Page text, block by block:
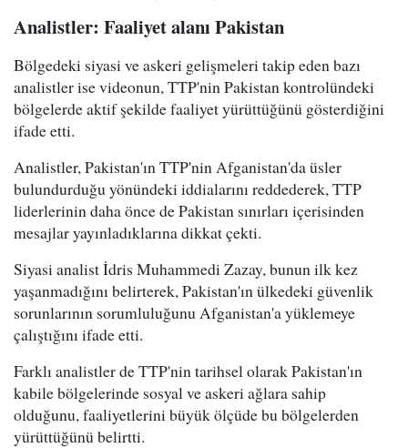
Analistler: Faaliyet alanı Pakistan
Bölgedeki siyasi ve askeri gelişmeleri takip eden bazı
analistler ise videonun, TTP'nin Pakistan kontrolündeki
bölgelerde aktif şekilde faaliyet yürüttüğünü gösterdiğini
ifade etti.
Analistler, Pakistan'ın TTP'nin Afganistan'da üsler
bulundurduğu yönündeki iddialarını reddederek, TTP
liderlerinin daha önce de Pakistan sınırları içerisinden
mesajlar yayınladıklarına dikkat çekti.
Siyasi analist İdris Muhammedi Zazay, bunun ilk kez
yaşanmadığını belirterek, Pakistan'ın ülkedeki güvenlik
sorunlarının sorumluluğunu Afganistan'a yüklemeye
çalıştığını ifade etti.
Farklı analistler de TTP'nin tarihsel olarak Pakistan'ın
kabile bölgelerinde sosyal ve askeri ağlara sahip
olduğunu, faaliyetlerini büyük ölçüde bu bölgelerden
yürüttüğünü belirtti.